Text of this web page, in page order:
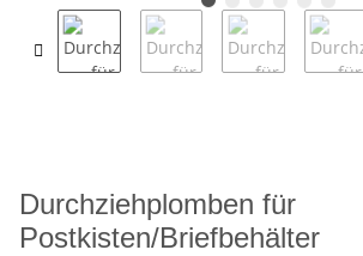
Durchziehplomben für
Postkisten/Briefbehälter